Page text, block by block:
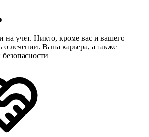
на учет. Никто, кроме вас и вашего
о лечении. Ваша карьера, а также